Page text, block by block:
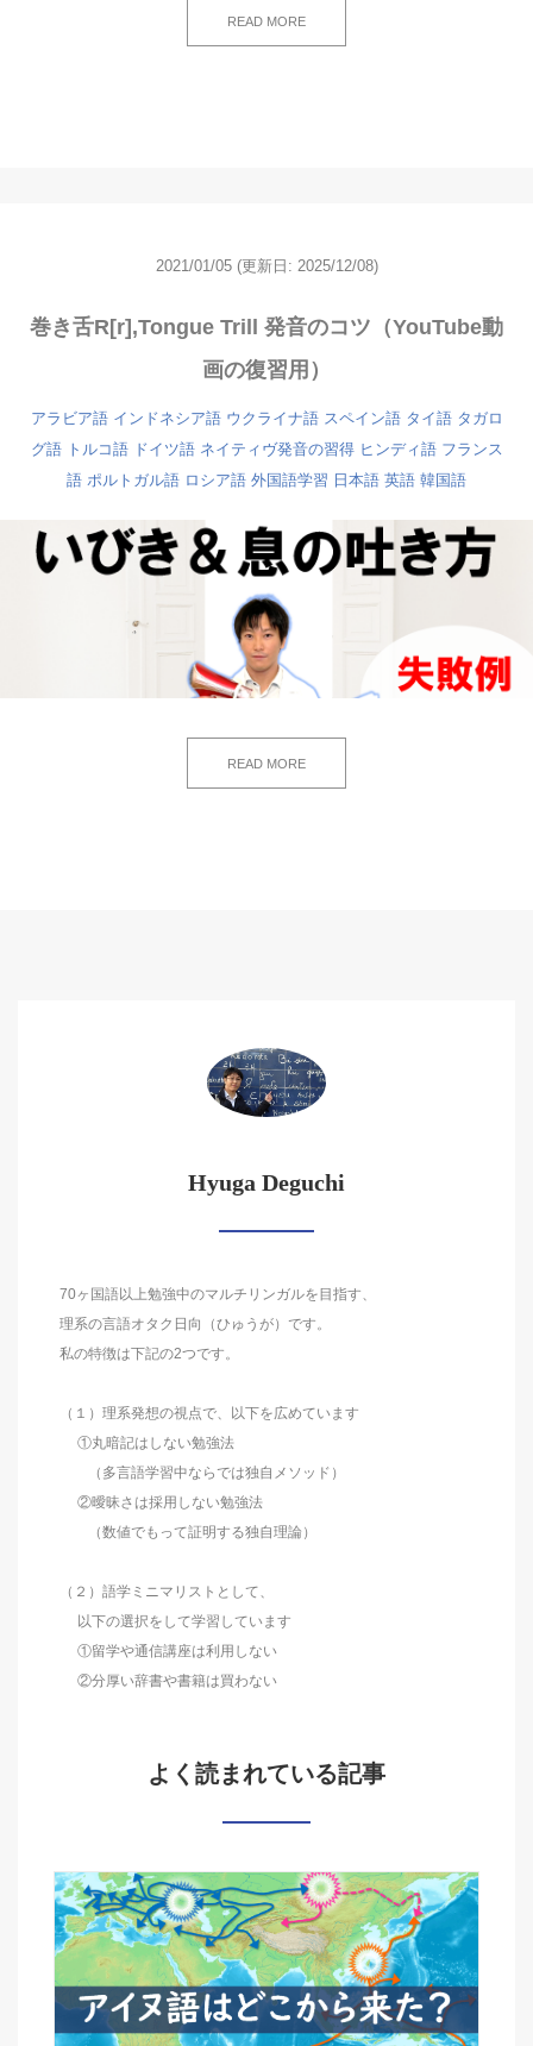
READ MORE
2021/01/05 (更新日: 2025/12/08)
巻き舌R[r],Tongue Trill 発音のコツ（YouTube動
画の復習用）
アラビア語 インドネシア語 ウクライナ語 スペイン語 タイ語 タガロ
グ語 トルコ語 ドイツ語 ネイティヴ発音の習得 ヒンディ語 フランス
語 ポルトガル語 ロシア語 外国語学習 日本語 英語 韓国語
READ MORE
Hyuga Deguchi
70ヶ国語以上勉強中のマルチリンガルを目指す、
理系の言語オタク日向（ひゅうが）です。
私の特徴は下記の2つです。
（１）理系発想の視点で、以下を広めています
①丸暗記はしない勉強法
（多言語学習中ならでは独自メソッド）
②曖昧さは採用しない勉強法
（数値でもって証明する独自理論）
（２）語学ミニマリストとして、
以下の選択をして学習しています
①留学や通信講座は利用しない
②分厚い辞書や書籍は買わない
よく読まれている記事